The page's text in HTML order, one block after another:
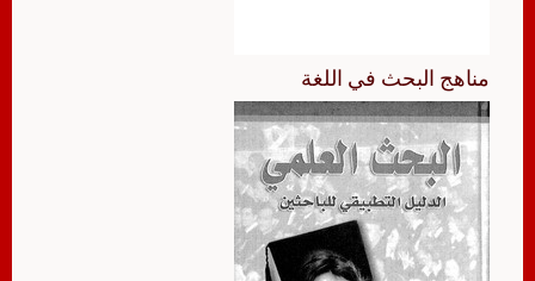
مناهج البحث في اللغة